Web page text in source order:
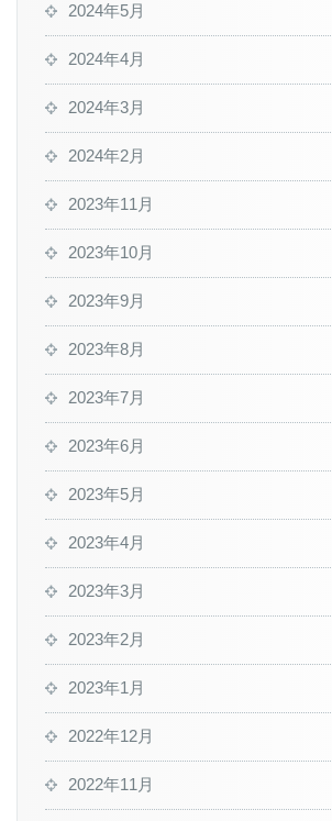
2024年5月
2024年4月
2024年3月
2024年2月
2023年11月
2023年10月
2023年9月
2023年8月
2023年7月
2023年6月
2023年5月
2023年4月
2023年3月
2023年2月
2023年1月
2022年12月
2022年11月